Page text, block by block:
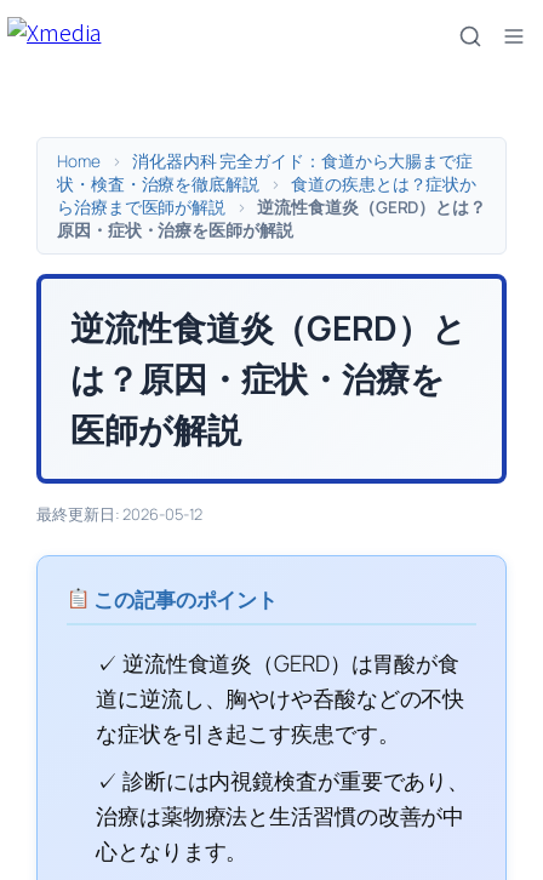
内
Home >
消化器内科 完全ガイド：食道から大腸まで症
状・検査・治療を徹底解説
>
食道の疾患とは？症状か
ら治療まで医師が解説
>
逆流性食道炎（GERD）とは？
原因・症状・治療を医師が解説
逆流性食道炎（GERD）と
は？原因・症状・治療を
医師が解説
最終更新日: 2026-05-12
この記事のポイント
✓ 逆流性食道炎（GERD）は胃酸が食
道に逆流し、胸やけや呑酸などの不快
な症状を引き起こす疾患です。
✓ 診断には内視鏡検査が重要であり、
治療は薬物療法と生活習慣の改善が中
心となります。